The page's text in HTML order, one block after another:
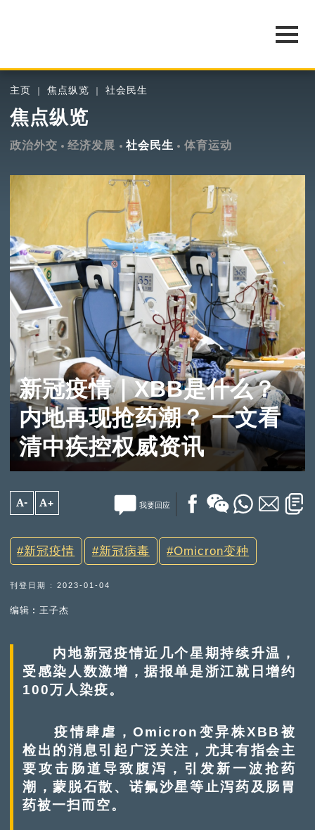
主页 焦点纵览 社会民生
焦点纵览
政治外交 经济发展 社会民生 体育运动
新冠疫情｜XBB是什么？
内地再现抢药潮？ 一文看
清中疾控权威资讯
A- A+ 我要回应
新冠疫情 新冠病毒 Omicron变种
刊登日期 : 2023-01-04
编辑︰王子杰
内地新冠疫情近几个星期持续升温，
受感染人数激增，据报单是浙江就日增约
100万人染疫。
疫情肆虐，Omicron变异株XBB被
检出的消息引起广泛关注，尤其有指会主
要攻击肠道导致腹泻，引发新一波抢药
潮，蒙脱石散、诺氟沙星等止泻药及肠胃
药被一扫而空。